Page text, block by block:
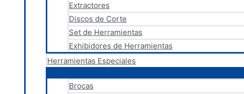
Extractores
Discos de Corte
Set de Herramientas
Exhibidores de Herramientas
Herramientas Especiales
Brocas